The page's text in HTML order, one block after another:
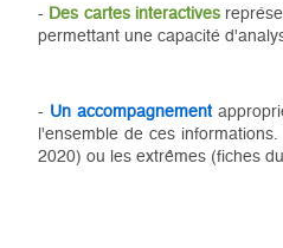
- Des cartes interactives
permettant une capacité
- Un accompagnement
l'ensemble de ces
2020) ou les extrêmes (fiches